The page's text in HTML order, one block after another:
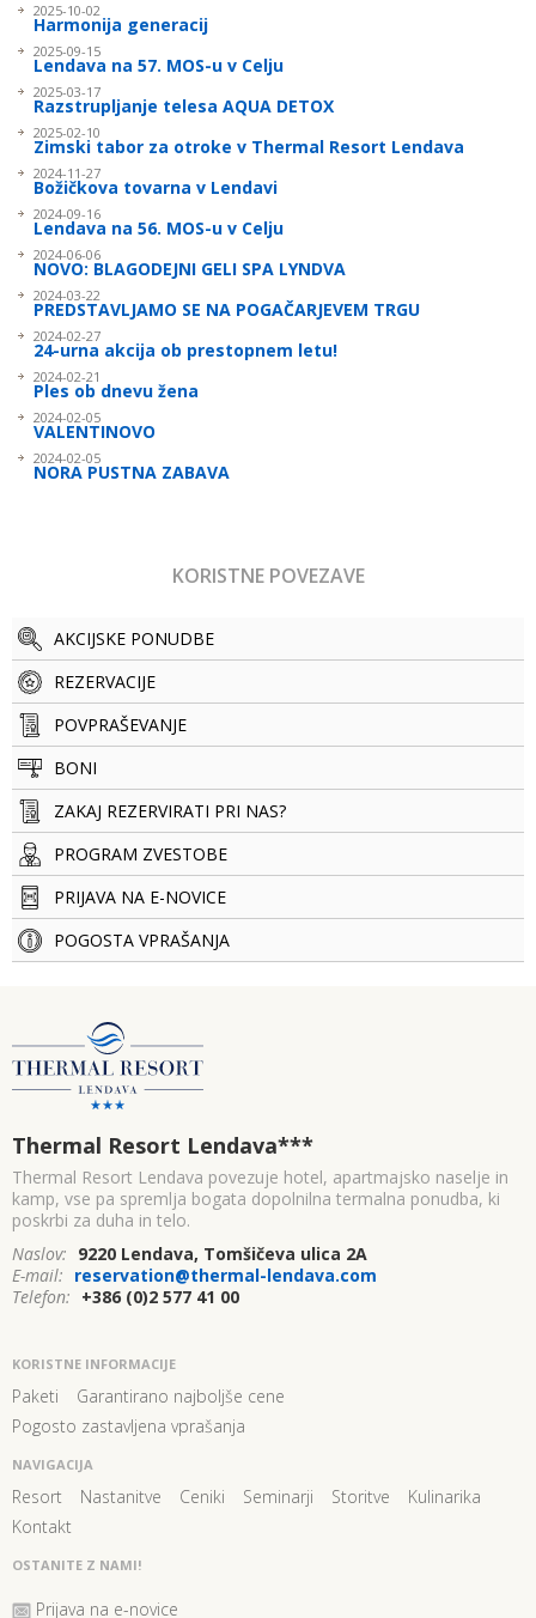
2025-10-02
Harmonija generacij
2025-09-15
Lendava na 57. MOS-u v Celju
2025-03-17
Razstrupljanje telesa AQUA DETOX
2025-02-10
Zimski tabor za otroke v Thermal Resort Lendava
2024-11-27
Božičkova tovarna v Lendavi
2024-09-16
Lendava na 56. MOS-u v Celju
2024-06-06
NOVO: BLAGODEJNI GELI SPA LYNDVA
2024-03-22
PREDSTAVLJAMO SE NA POGAČARJEVEM TRGU
2024-02-27
24-urna akcija ob prestopnem letu!
2024-02-21
Ples ob dnevu žena
2024-02-05
VALENTINOVO
2024-02-05
NORA PUSTNA ZABAVA
KORISTNE POVEZAVE
AKCIJSKE PONUDBE
REZERVACIJE
POVPRAŠEVANJE
BONI
ZAKAJ REZERVIRATI PRI NAS?
PROGRAM ZVESTOBE
PRIJAVA NA E-NOVICE
POGOSTA VPRAŠANJA
Thermal Resort Lendava***
Thermal Resort Lendava povezuje hotel, apartmajsko naselje in
kamp, vse pa spremlja bogata dopolnilna termalna ponudba, ki
poskrbi za duha in telo.
Naslov: 9220 Lendava, Tomšičeva ulica 2A
E-mail: reservation@thermal-lendava.com
Telefon: +386 (0)2 577 41 00
KORISTNE INFORMACIJE
Paketi
Garantirano najboljše cene
Pogosto zastavljena vprašanja
NAVIGACIJA
Resort Nastanitve Ceniki Seminarji Storitve
Kulinarika
Kontakt
OSTANITE Z NAMI!
Prijava na e-novice